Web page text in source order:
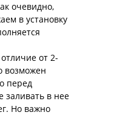
очевидно,
в установку
от 2-
возможен
перед
заливать в нее
Но важно